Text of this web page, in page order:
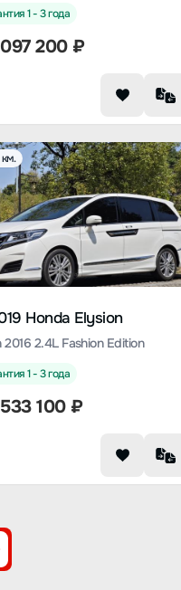
1 - 3 года
200₽
Honda Elysion
2016 2.4L Fashion Edition
1 - 3 года
100₽